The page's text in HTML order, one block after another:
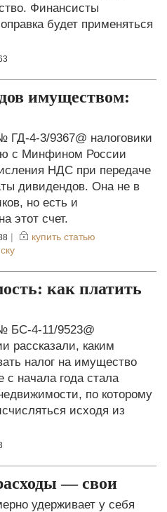
Финансисты
будет применяться
имуществом:
ГД-4-3/9367@ налоговики
с Минфином России
НДС при передаче
дивидендов. Она не в
но есть и
этот счет.
|
купить статью
как платить
БС-4-11/9523@
рассказали, каким
налог на имущество
с начала года стала
по которому
исходя из
— свои
удерживает у себя